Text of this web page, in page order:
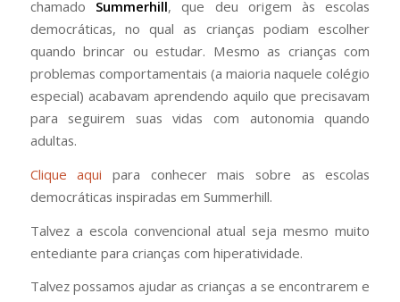
chamado Summerhill, que deu origem às escolas
democráticas, no qual as crianças podiam escolher
quando brincar ou estudar. Mesmo as crianças com
problemas comportamentais (a maioria naquele colégio
especial) acabavam aprendendo aquilo que precisavam
para seguirem suas vidas com autonomia quando
adultas.
Clique aqui para conhecer mais sobre as escolas
democráticas inspiradas em Summerhill.
Talvez a escola convencional atual seja mesmo muito
entediante para crianças com hiperatividade.
Talvez possamos ajudar as crianças a se encontrarem e